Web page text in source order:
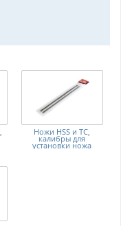
Ножи HSS и TC,
калибры для
установки ножа